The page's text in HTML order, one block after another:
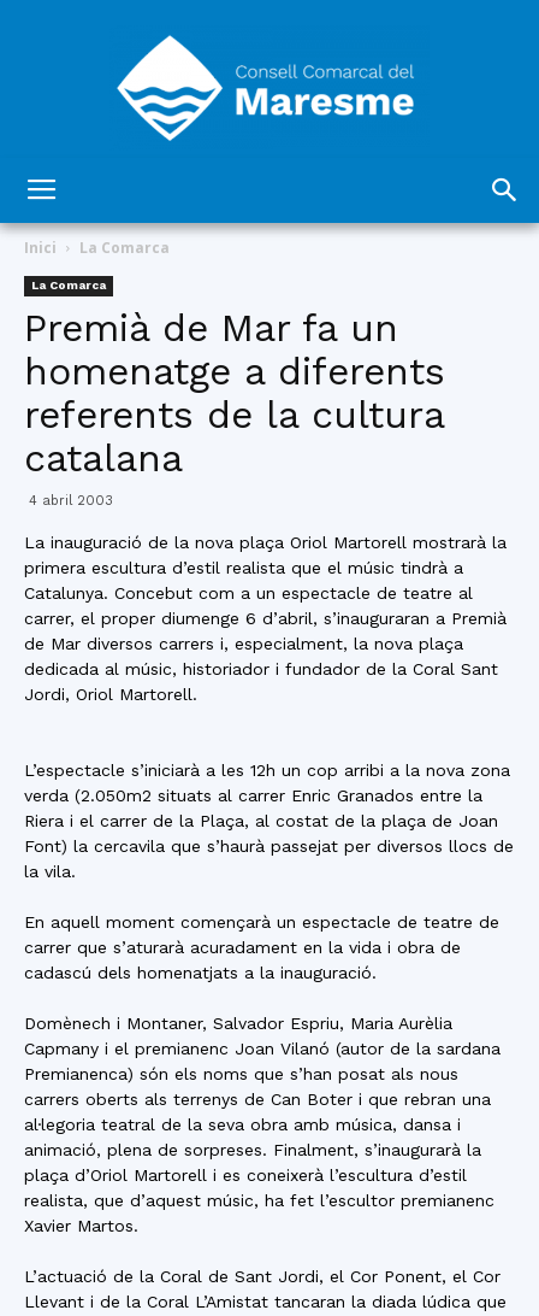
Comarcal
del
Maresme
Inici La Comarca
La Comarca
Premià de Mar fa un
homenatge a diferents
referents de la cultura
catalana
4 abril 2003
La inauguració de la nova plaça Oriol Martorell mostrarà la
primera escultura d’estil realista que el músic tindrà a
Catalunya. Concebut com a un espectacle de teatre al
carrer, el proper diumenge 6 d’abril, s’inauguraran a Premià
de Mar diversos carrers i, especialment, la nova plaça
dedicada al músic, historiador i fundador de la Coral Sant
Jordi, Oriol Martorell.
L’espectacle s’iniciarà a les 12h un cop arribi a la nova zona
verda (2.050m2 situats al carrer Enric Granados entre la
Riera i el carrer de la Plaça, al costat de la plaça de Joan
Font) la cercavila que s’haurà passejat per diversos llocs de
la vila.
En aquell moment començarà un espectacle de teatre de
carrer que s’aturarà acuradament en la vida i obra de
cadascú dels homenatjats a la inauguració.
Domènech i Montaner, Salvador Espriu, Maria Aurèlia
Capmany i el premianenc Joan Vilanó (autor de la sardana
Premianenca) són els noms que s’han posat als nous
carrers oberts als terrenys de Can Boter i que rebran una
al·legoria teatral de la seva obra amb música, dansa i
animació, plena de sorpreses. Finalment, s’inaugurarà la
plaça d’Oriol Martorell i es coneixerà l’escultura d’estil
realista, que d’aquest músic, ha fet l’escultor premianenc
Xavier Martos.
L’actuació de la Coral de Sant Jordi, el Cor Ponent, el Cor
Llevant i de la Coral L’Amistat tancaran la diada lúdica que